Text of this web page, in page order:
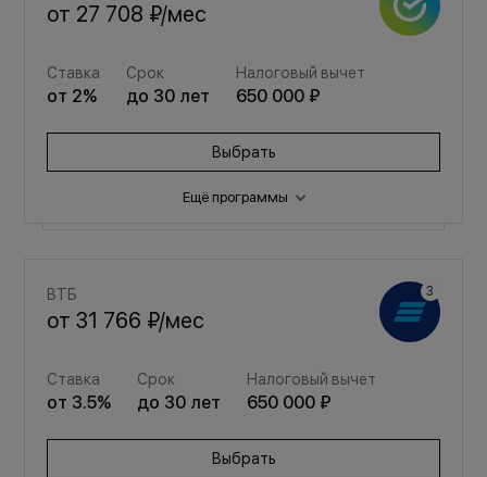
от 27 708 ₽/мес
Ставка
от 2%
Срок
до 30 лет
Налоговый вычет
650 000 ₽
Выбрать
Ещё программы
от37 102 ₽ /мес
от3.5% до30 650 000 ₽
Выбрать
ВТБ
от31 766 ₽/мес
Ставка
от 3.5%
Срок
до 30 лет
Налоговый вычет
650 000 ₽
Выбрать